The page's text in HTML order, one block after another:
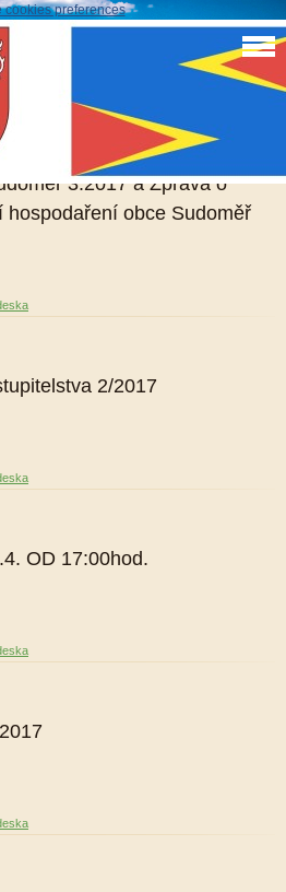
cookies preferences
3.2017 a Zpráva o
hospodaření obce Sudoměř
2/2017
OD 17:00hod.